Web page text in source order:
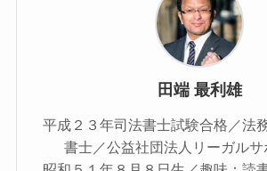
田端 最利雄
平成２３年司法書士試験合格／法
書士／公益社団法人リーガルサ